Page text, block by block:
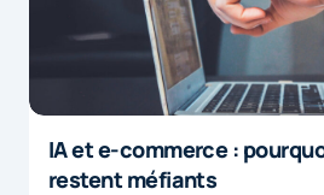
IA et e-commerce :
restent méfiants